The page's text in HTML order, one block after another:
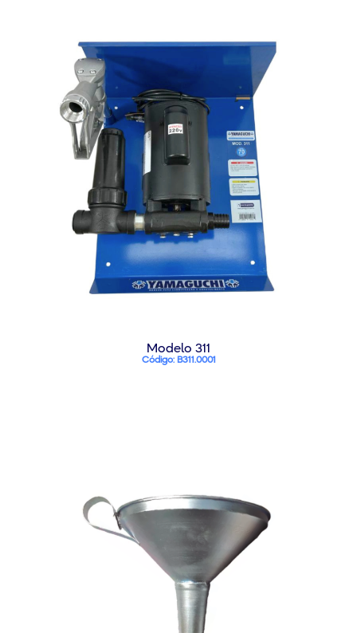
Modelo 311
Código: B311.0001